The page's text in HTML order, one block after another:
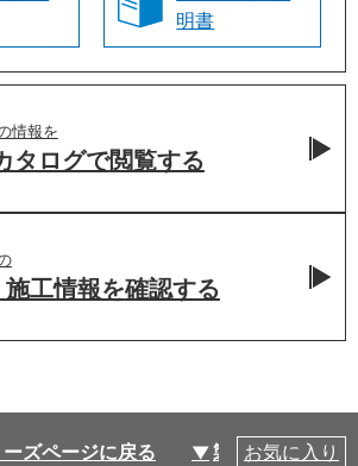
明書
情報を
タログで閲覧する
工情報を確認する
ズページに戻る 製品仕様
お気に入り